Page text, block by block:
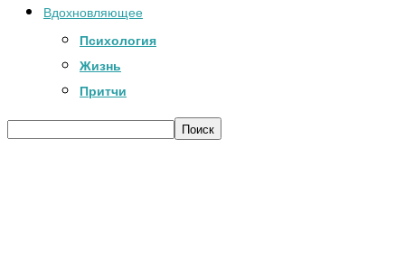
Вдохновляющее
Психология
Жизнь
Притчи